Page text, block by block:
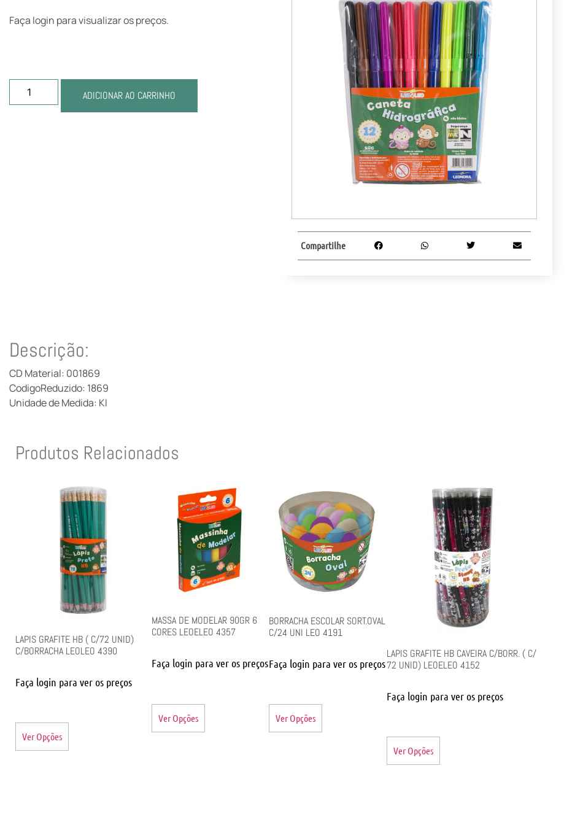
Faça login para visualizar os preços.
ADICIONAR AO CARRINHO
Compartilhe
Descrição:
CD Material: 001869
CodigoReduzido: 1869
Unidade de Medida: KI
Produtos Relacionados
LAPIS GRAFITE HB ( C/72 UNID)
C/BORRACHA LEOLEO 4390
Faça login para ver os preços
Ver Opções
MASSA DE MODELAR 90GR 6
CORES LEOELEO 4357
Faça login para ver os preços
Ver Opções
BORRACHA ESCOLAR SORT.OVAL
C/24 UNI LEO 4191
Faça login para ver os preços
Ver Opções
LAPIS GRAFITE HB CAVEIRA C/BORR. ( C/
72 UNID) LEOELEO 4152
Faça login para ver os preços
Ver Opções